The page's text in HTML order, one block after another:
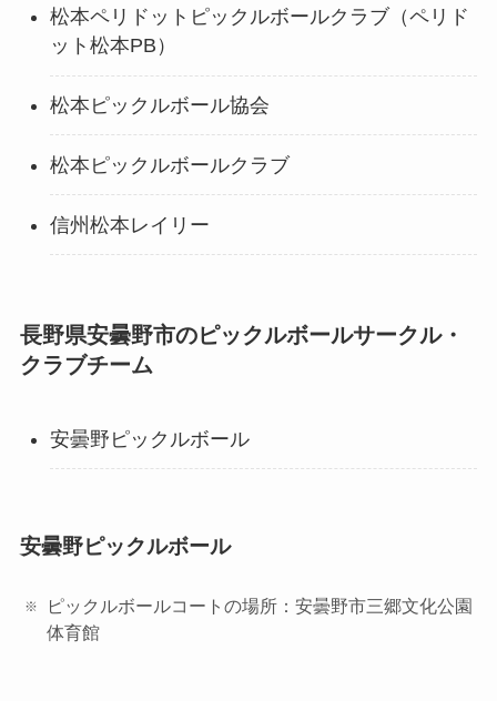
松本ペリドットピックルボールクラブ（ペリド
ット松本PB）
松本ピックルボール協会
松本ピックルボールクラブ
信州松本レイリー
長野県安曇野市のピックルボールサークル・
クラブチーム
安曇野ピックルボール
安曇野ピックルボール
ピックルボールコートの場所：安曇野市三郷文化公園
体育館